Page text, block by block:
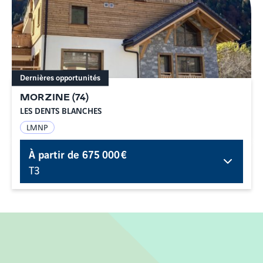
MORZINE (74)
LES DENTS BLANCHES
Dernières opportunités
LMNP
À partir de675 000 €
T3